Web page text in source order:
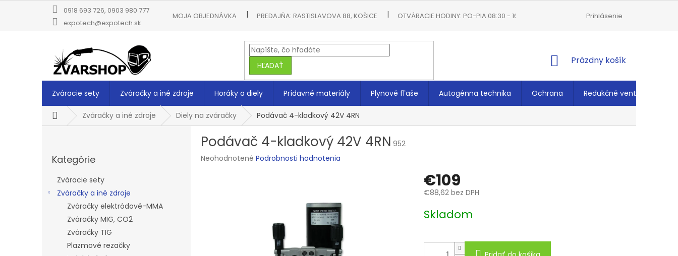
0918 693 726, 0903 980 777
expotech@expotech.sk
MOJA OBJEDNÁVKA PREDAJŇA: RASTISLAVOVA 88, KOŠICE OTVÁRACIE HODINY: PO-PIA 08:30 - 16:00 VŠEOBECNÉ OBCHODNÉ PODMIENKY
Prihlásenie
HĽADAŤ
NÁKUPNÝ
Prázdny košík
Zváracie sety Zváračky a iné zdroje Horáky a diely Prídavné materiály Plynové fľaše Autogénna technika Ochrana Redukčné ventily
DomovZváračky a iné zdroje Diely na zváračky Podávač 4-kladkový 42V 4RN
kategórie
Kategórie
Zváracie sety
Zváračky a iné zdroje
Zváračky elektródové-MMA
Zváračky MIG, CO2
Zváračky TIG
Plazmové rezačky
Podávač 4-kladkový 42V 4RN 952
Priemerné
Neohodnotené Podrobnosti hodnotenia
€109
€88,62 bez DPH
cena:
Skladom